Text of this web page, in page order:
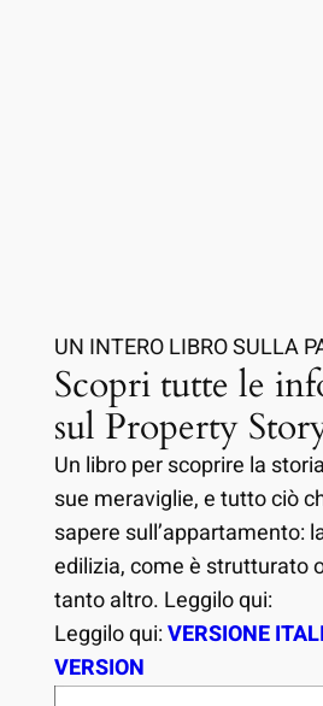
UN INTERO LIBRO SULLA
Scopri tutte le
sul Property
Un libro per scoprire la
sue meraviglie, e tutto ciò
sapere sull’appartamento:
edilizia, come è strutturato
tanto altro. Leggilo qui:
Leggilo qui:VERSIONE
VERSION